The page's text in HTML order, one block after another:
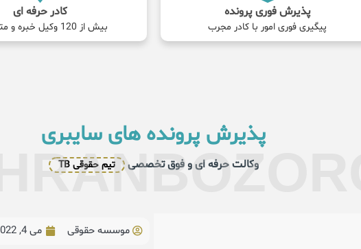
پذیرش فوری پرونده
پیگیری فوری امور با کادر مجرب
کادر حرفه ای
بیش از 120 وکیل خبره و متخصص
پذیرش پرونده های سایبری
وکالت حرفه ای و فوق تخصصی تیم حقوقی TB
موسسه حقوقی می 4, 2022